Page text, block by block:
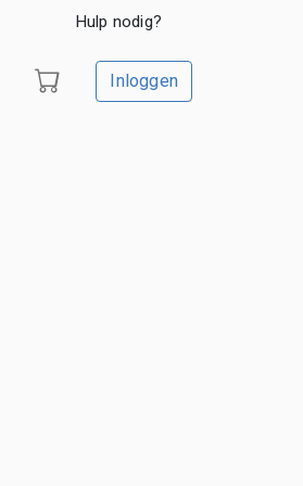
Hulp nodig?
Inloggen